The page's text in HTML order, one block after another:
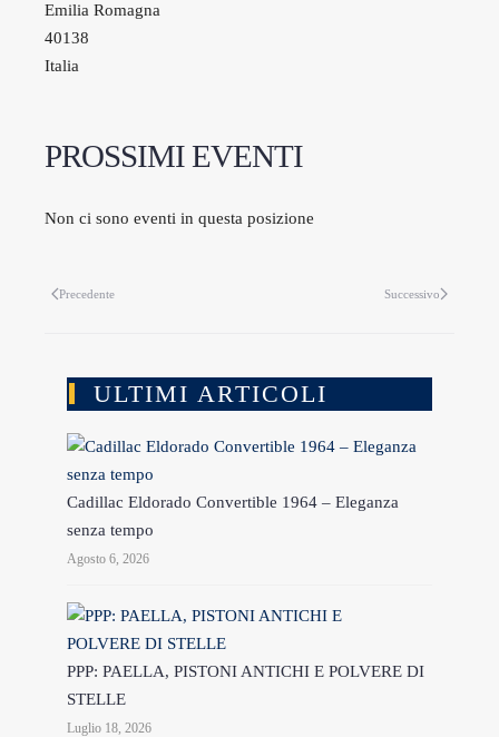
Emilia Romagna
40138
Italia
PROSSIMI EVENTI
Non ci sono eventi in questa posizione
Precedente Successivo
ULTIMI ARTICOLI
Cadillac Eldorado Convertible 1964 – Eleganza
senza tempo
Agosto 6, 2026
PPP: PAELLA, PISTONI ANTICHI E POLVERE DI
STELLE
Luglio 18, 2026